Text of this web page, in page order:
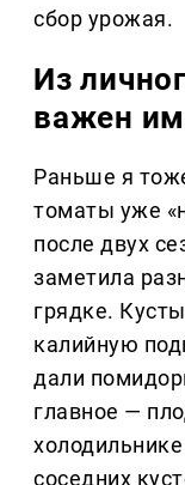
сбор урожая.
Из
важен
Раньше я
томаты уже
после двух
заметила
грядке.
калийную
дали
главное —
соседних